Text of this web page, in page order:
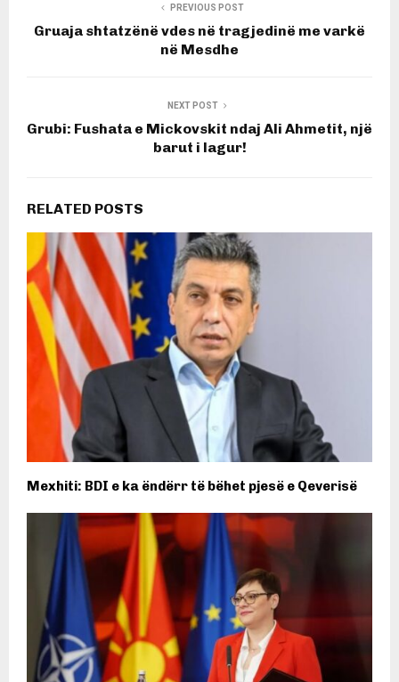
PREVIOUS POST
Gruaja shtatzënë vdes në tragjedinë me varkë
në Mesdhe
NEXT POST
Grubi: Fushata e Mickovskit ndaj Ali Ahmetit, një
barut i lagur!
RELATED POSTS
Mexhiti: BDI e ka ëndërr të bëhet pjesë e Qeverisë